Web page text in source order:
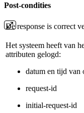
Post-condities
De response is correct
Het systeem heeft van
attributen gelogd:
datum en tijd van
request-id
initial-request-id